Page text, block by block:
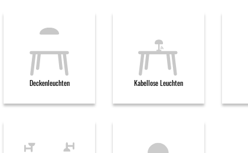
Deckenleuchten Kabellose Leuchten